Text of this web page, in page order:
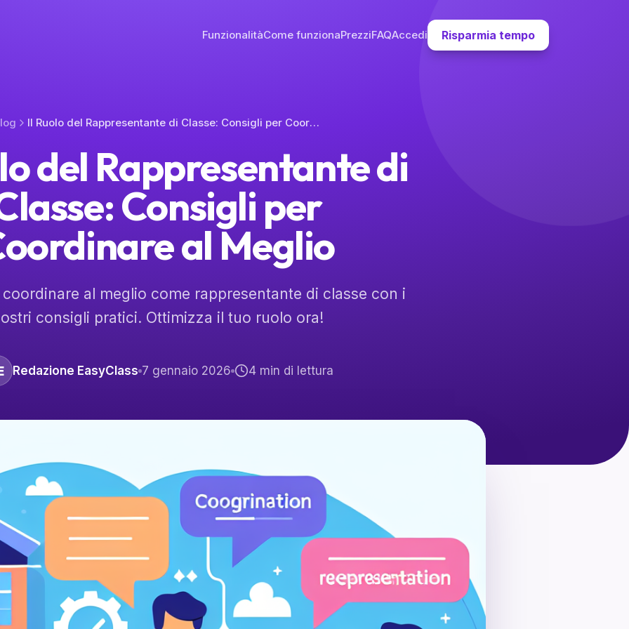
FunzionalitàCome funzionaPrezziFAQAccedi Risparmia tempo
Il Ruolo del Rappresentante di Classe: Consigli per Coordinare al Meglio
del Rappresentante di
Consigli per
al Meglio
al meglio come rappresentante di classe con i
consigli pratici. Ottimizza il tuo ruolo ora!
Redazione EasyClass 7 gennaio 2026 4min di lettura